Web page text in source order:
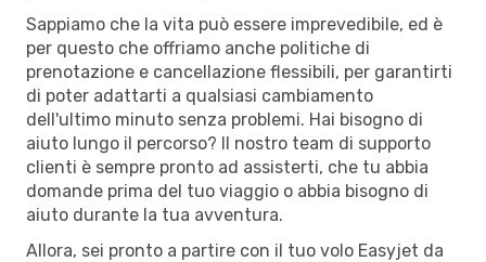
Sappiamo che la vita può essere imprevedibile, ed è
per questo che offriamo anche politiche di
prenotazione e cancellazione flessibili, per garantirti
di poter adattarti a qualsiasi cambiamento
dell'ultimo minuto senza problemi. Hai bisogno di
aiuto lungo il percorso? Il nostro team di supporto
clienti è sempre pronto ad assisterti, che tu abbia
domande prima del tuo viaggio o abbia bisogno di
aiuto durante la tua avventura.
Allora, sei pronto a partire con il tuo volo Easyjet da